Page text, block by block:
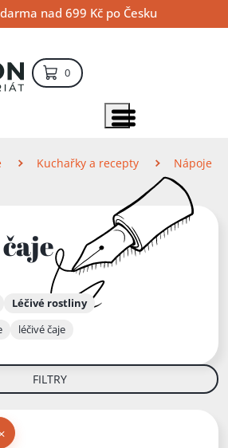
nad 699 Kč po Česku
0položek – košík
Zobrazit položky menu
Kuchařky a recepty
Nápoje
Léčivé rostliny
léčivé čaje
FILTRY